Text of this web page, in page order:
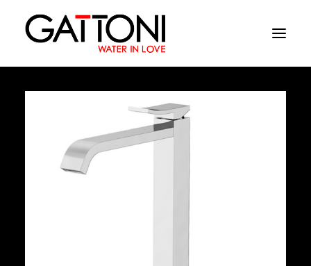
Environnements
Produits